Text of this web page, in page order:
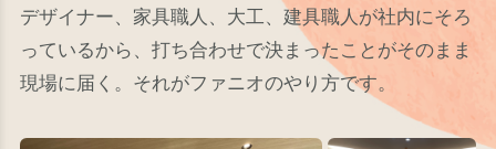
デザイナー、家具職人、大工、建具職人が社内にそろ
っているから、打ち合わせで決まったことがそのまま
現場に届く。それがファニオのやり方です。